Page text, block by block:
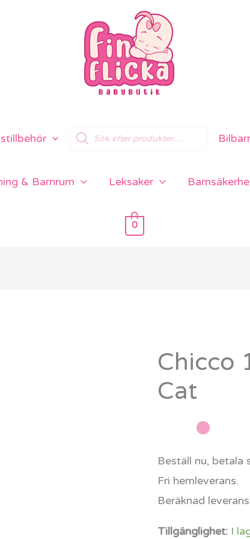
Products
search
& Barnrum Leksaker
0
Chicco
Cat
Beställ nu, betala
Fri hemleverans.
Beräknad
Tillgänglighet: I
Chicco
Putty